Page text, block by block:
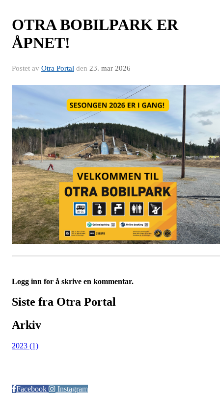
OTRA BOBILPARK ER
ÅPNET!
Postet av Otra Portal den 23. mar 2026
Logg inn for å skrive en kommentar.
Siste fra Otra Portal
Arkiv
2023 (1)
Facebook
Instagram